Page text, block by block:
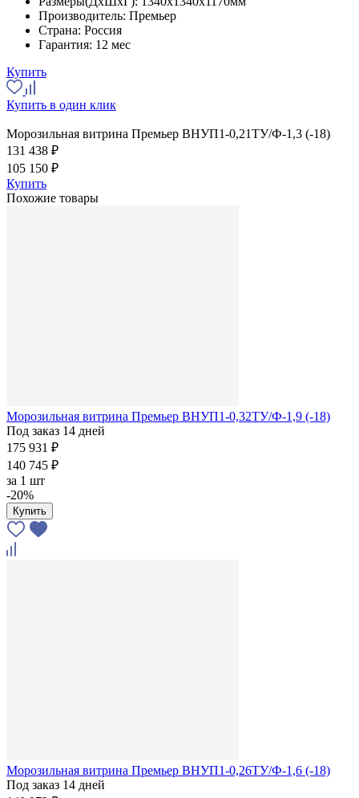
Производитель: Премьер
Страна: Россия
Гарантия: 12 мес
Купить
Купить в один клик
Морозильная витрина Премьер ВНУП1-0,21ТУ/Ф-1,3 (-18)
131 438 ₽
105 150 ₽
Купить
Похожие товары
Морозильная витрина Премьер ВНУП1-0,32ТУ/Ф-1,9 (-18)
Под заказ 14 дней
175 931 ₽
140 745 ₽
за 1 шт
-20%
Купить
Морозильная витрина Премьер ВНУП1-0,26ТУ/Ф-1,6 (-18)
Под заказ 14 дней